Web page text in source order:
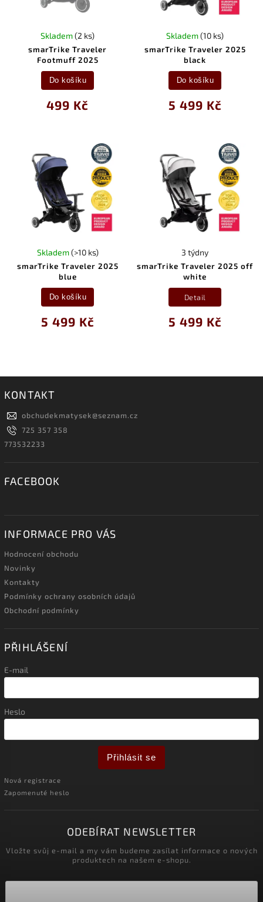
smarTrike Traveler
Footmuff 2025
Skladem(2 ks)
499 Kč
Do košíku
smarTrike Traveler 2025
black
Skladem(10 ks)
5 499 Kč
Do košíku
smarTrike Traveler 2025
blue
Skladem(>10 ks)
5 499 Kč
Do košíku
smarTrike Traveler 2025 off
white
3 týdny
5 499 Kč
Detail
KONTAKT
obchudekmatysek@seznam.cz
725 357 358
773532233
FACEBOOK
INFORMACE PRO VÁS
Hodnocení obchodu
Novinky
Kontakty
Podmínky ochrany osobních údajů
Obchodní podmínky
PŘIHLÁŠENÍ
E-mail
Heslo
Přihlásit se
Nová registrace
Zapomenuté heslo
ODEBÍRAT NEWSLETTER
Vložte svůj e-mail a my vám budeme zasílat informace o nových
produktech na našem e-shopu.